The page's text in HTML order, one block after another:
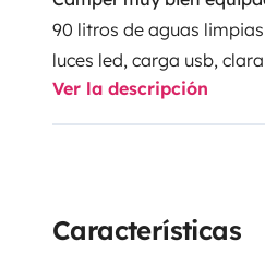
90 litros de aguas
luces led, carga usb,
Se alquila con menaje
Ver la descripción
Características